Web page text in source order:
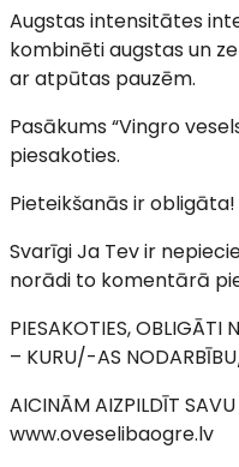
Augstas intensitātes
kombinēti augstas un
ar atpūtas pauzēm.
Pasākums “Vingro
piesakoties.
Pieteikšanās ir obligāta!
Svarīgi Ja Tev ir
norādi to komentārā
PIESAKOTIES, OBLIGĀTI
– KURU/-AS
AICINĀM AIZPILDĪT
www.oveselibaogre.lv